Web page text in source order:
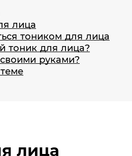
лица
тоником для лица
тоник для лица?
руками?
лица